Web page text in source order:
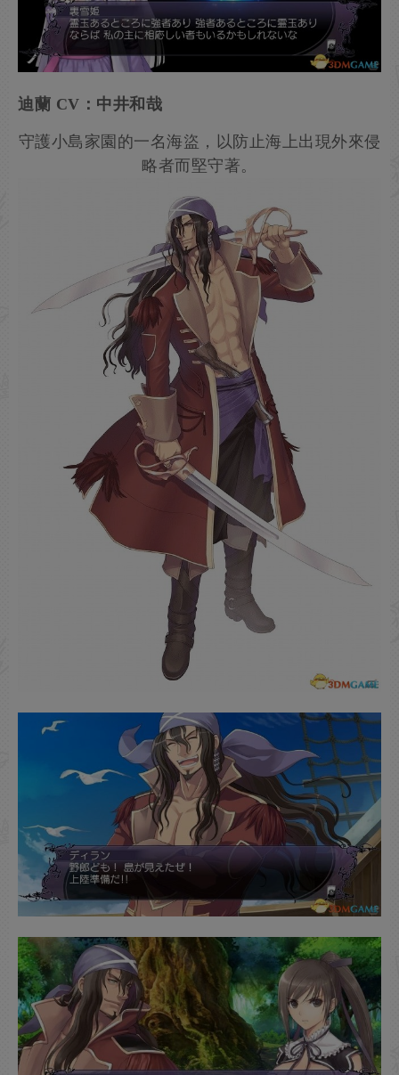
迪蘭 CV：中井和哉
守護小島家園的一名海盜，以防止海上出現外來侵
略者而堅守著。